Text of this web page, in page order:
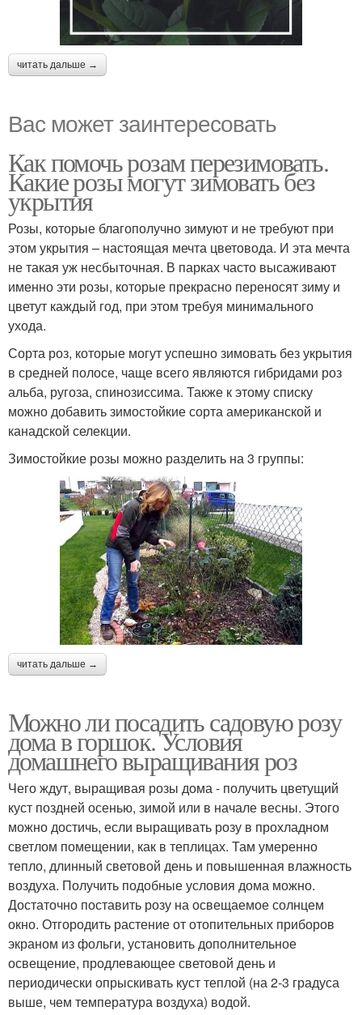
читать дальше →
Вас может заинтересовать
Как помочь розам перезимовать.
Какие розы могут зимовать без
укрытия
Розы, которые благополучно зимуют и не требуют при
этом укрытия – настоящая мечта цветовода. И эта мечта
не такая уж несбыточная. В парках часто высаживают
именно эти розы, которые прекрасно переносят зиму и
цветут каждый год, при этом требуя минимального
ухода.
Сорта роз, которые могут успешно зимовать без укрытия
в средней полосе, чаще всего являются гибридами роз
альба, ругоза, спинозиссима. Также к этому списку
можно добавить зимостойкие сорта американской и
канадской селекции.
Зимостойкие розы можно разделить на 3 группы:
читать дальше →
Можно ли посадить садовую розу
дома в горшок. Условия
домашнего выращивания роз
Чего ждут, выращивая розы дома - получить цветущий
куст поздней осенью, зимой или в начале весны. Этого
можно достичь, если выращивать розу в прохладном
светлом помещении, как в теплицах. Там умеренно
тепло, длинный световой день и повышенная влажность
воздуха. Получить подобные условия дома можно.
Достаточно поставить розу на освещаемое солнцем
окно. Отгородить растение от отопительных приборов
экраном из фольги, установить дополнительное
освещение, продлевающее световой день и
периодически опрыскивать куст теплой (на 2-3 градуса
выше, чем температура воздуха) водой.